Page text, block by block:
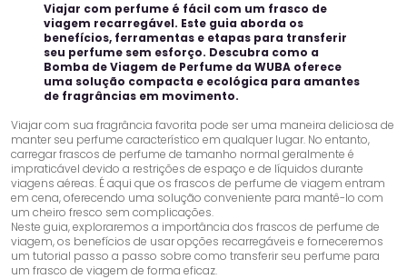
Viajar com perfume é fácil com um frasco de
viagem recarregável. Este guia aborda os
benefícios, ferramentas e etapas para transferir
seu perfume sem esforço. Descubra como a
Bomba de Viagem de Perfume da WUBA oferece
uma solução compacta e ecológica para amantes
de fragrâncias em movimento.
Viajar com sua fragrância favorita pode ser uma maneira deliciosa de
manter seu perfume característico em qualquer lugar. No entanto,
carregar frascos de perfume de tamanho normal geralmente é
impraticável devido a restrições de espaço e de líquidos durante
viagens aéreas. É aqui que os frascos de perfume de viagem entram
em cena, oferecendo uma solução conveniente para mantê-lo com
um cheiro fresco sem complicações.
Neste guia, exploraremos a importância dos frascos de perfume de
viagem, os benefícios de usar opções recarregáveis ​​e forneceremos
um tutorial passo a passo sobre como transferir seu perfume para
um frasco de viagem de forma eficaz.